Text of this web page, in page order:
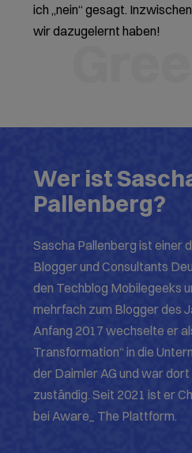
ich „nein“ gesagt.
wir dazugelernt haben!
Wer ist
Pallenberg?
Sascha Pallenberg ist einer
Blogger und Consultants
den Techblog Mobilegeeks
mehrfach zum Blogger des
Anfang 2017 wechselte er
Transformation“ in die
der Daimler AG und war
zuständig. Seit 2021 ist er
bei Aware_ The Plattform.